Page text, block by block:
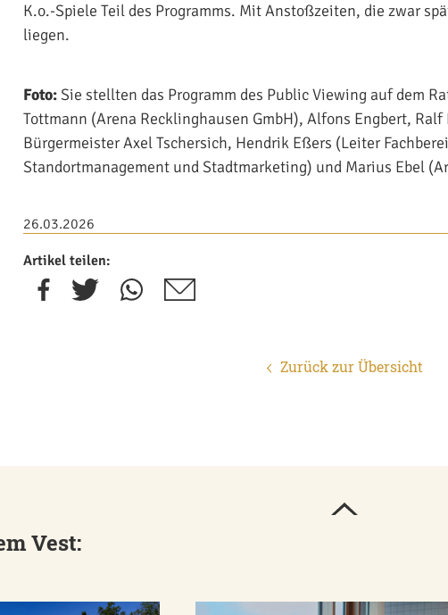
K.o.-Spiele Teil des Programms. Mit Anstoßzeiten, die zwar
liegen.
Foto:Sie stellten das Programm des Public Viewing auf dem
Tottmann (Arena Recklinghausen GmbH), Alfons Engbert,
Bürgermeister Axel Tschersich, Hendrik Eßers (Leiter
Standortmanagement und Stadtmarketing) und Marius Ebel
26.03.2026
Artikel teilen:
Zurück zur Übersicht
Vest: